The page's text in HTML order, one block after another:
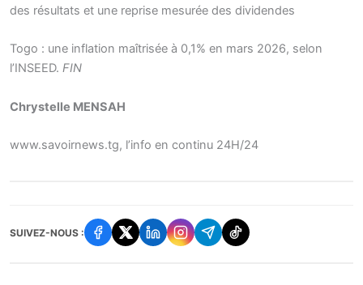
des résultats et une reprise mesurée des dividendes
Togo : une inflation maîtrisée à 0,1% en mars 2026, selon
l’INSEED. FIN
Chrystelle MENSAH
www.savoirnews.tg, l’info en continu 24H/24
SUIVEZ-NOUS :